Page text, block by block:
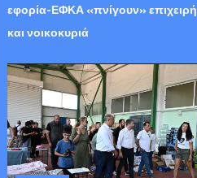
εφορία-ΕΦΚΑ «πνίγουν»
και νοικοκυριά